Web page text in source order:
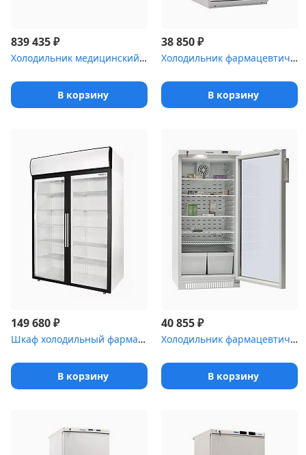
839 435₽
Холодильник медицинский Haier HYC-940 со стеклянными дверями (890...
В корзину
38 850₽
Холодильник фармацевтический Pozis ХФ-250-4 с металлической дверь...
В корзину
149 680₽
Шкаф холодильный фармацевтический Polair ШХФ-1,0ДС со стеклянной ...
В корзину
40 855₽
Холодильник фармацевтический Pozis ХФ-250-5 со стеклянной дверью ...
В корзину